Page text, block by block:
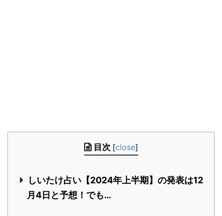
目次 [close]
しいたけ占い【2024年上半期】の発表は12
月4日と予想！でも…